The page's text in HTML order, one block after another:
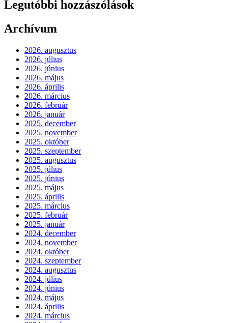
Legutóbbi hozzászólások
Archívum
2026. augusztus
2026. július
2026. június
2026. május
2026. április
2026. március
2026. február
2026. január
2025. december
2025. november
2025. október
2025. szeptember
2025. augusztus
2025. július
2025. június
2025. május
2025. április
2025. március
2025. február
2025. január
2024. december
2024. november
2024. október
2024. szeptember
2024. augusztus
2024. július
2024. június
2024. május
2024. április
2024. március